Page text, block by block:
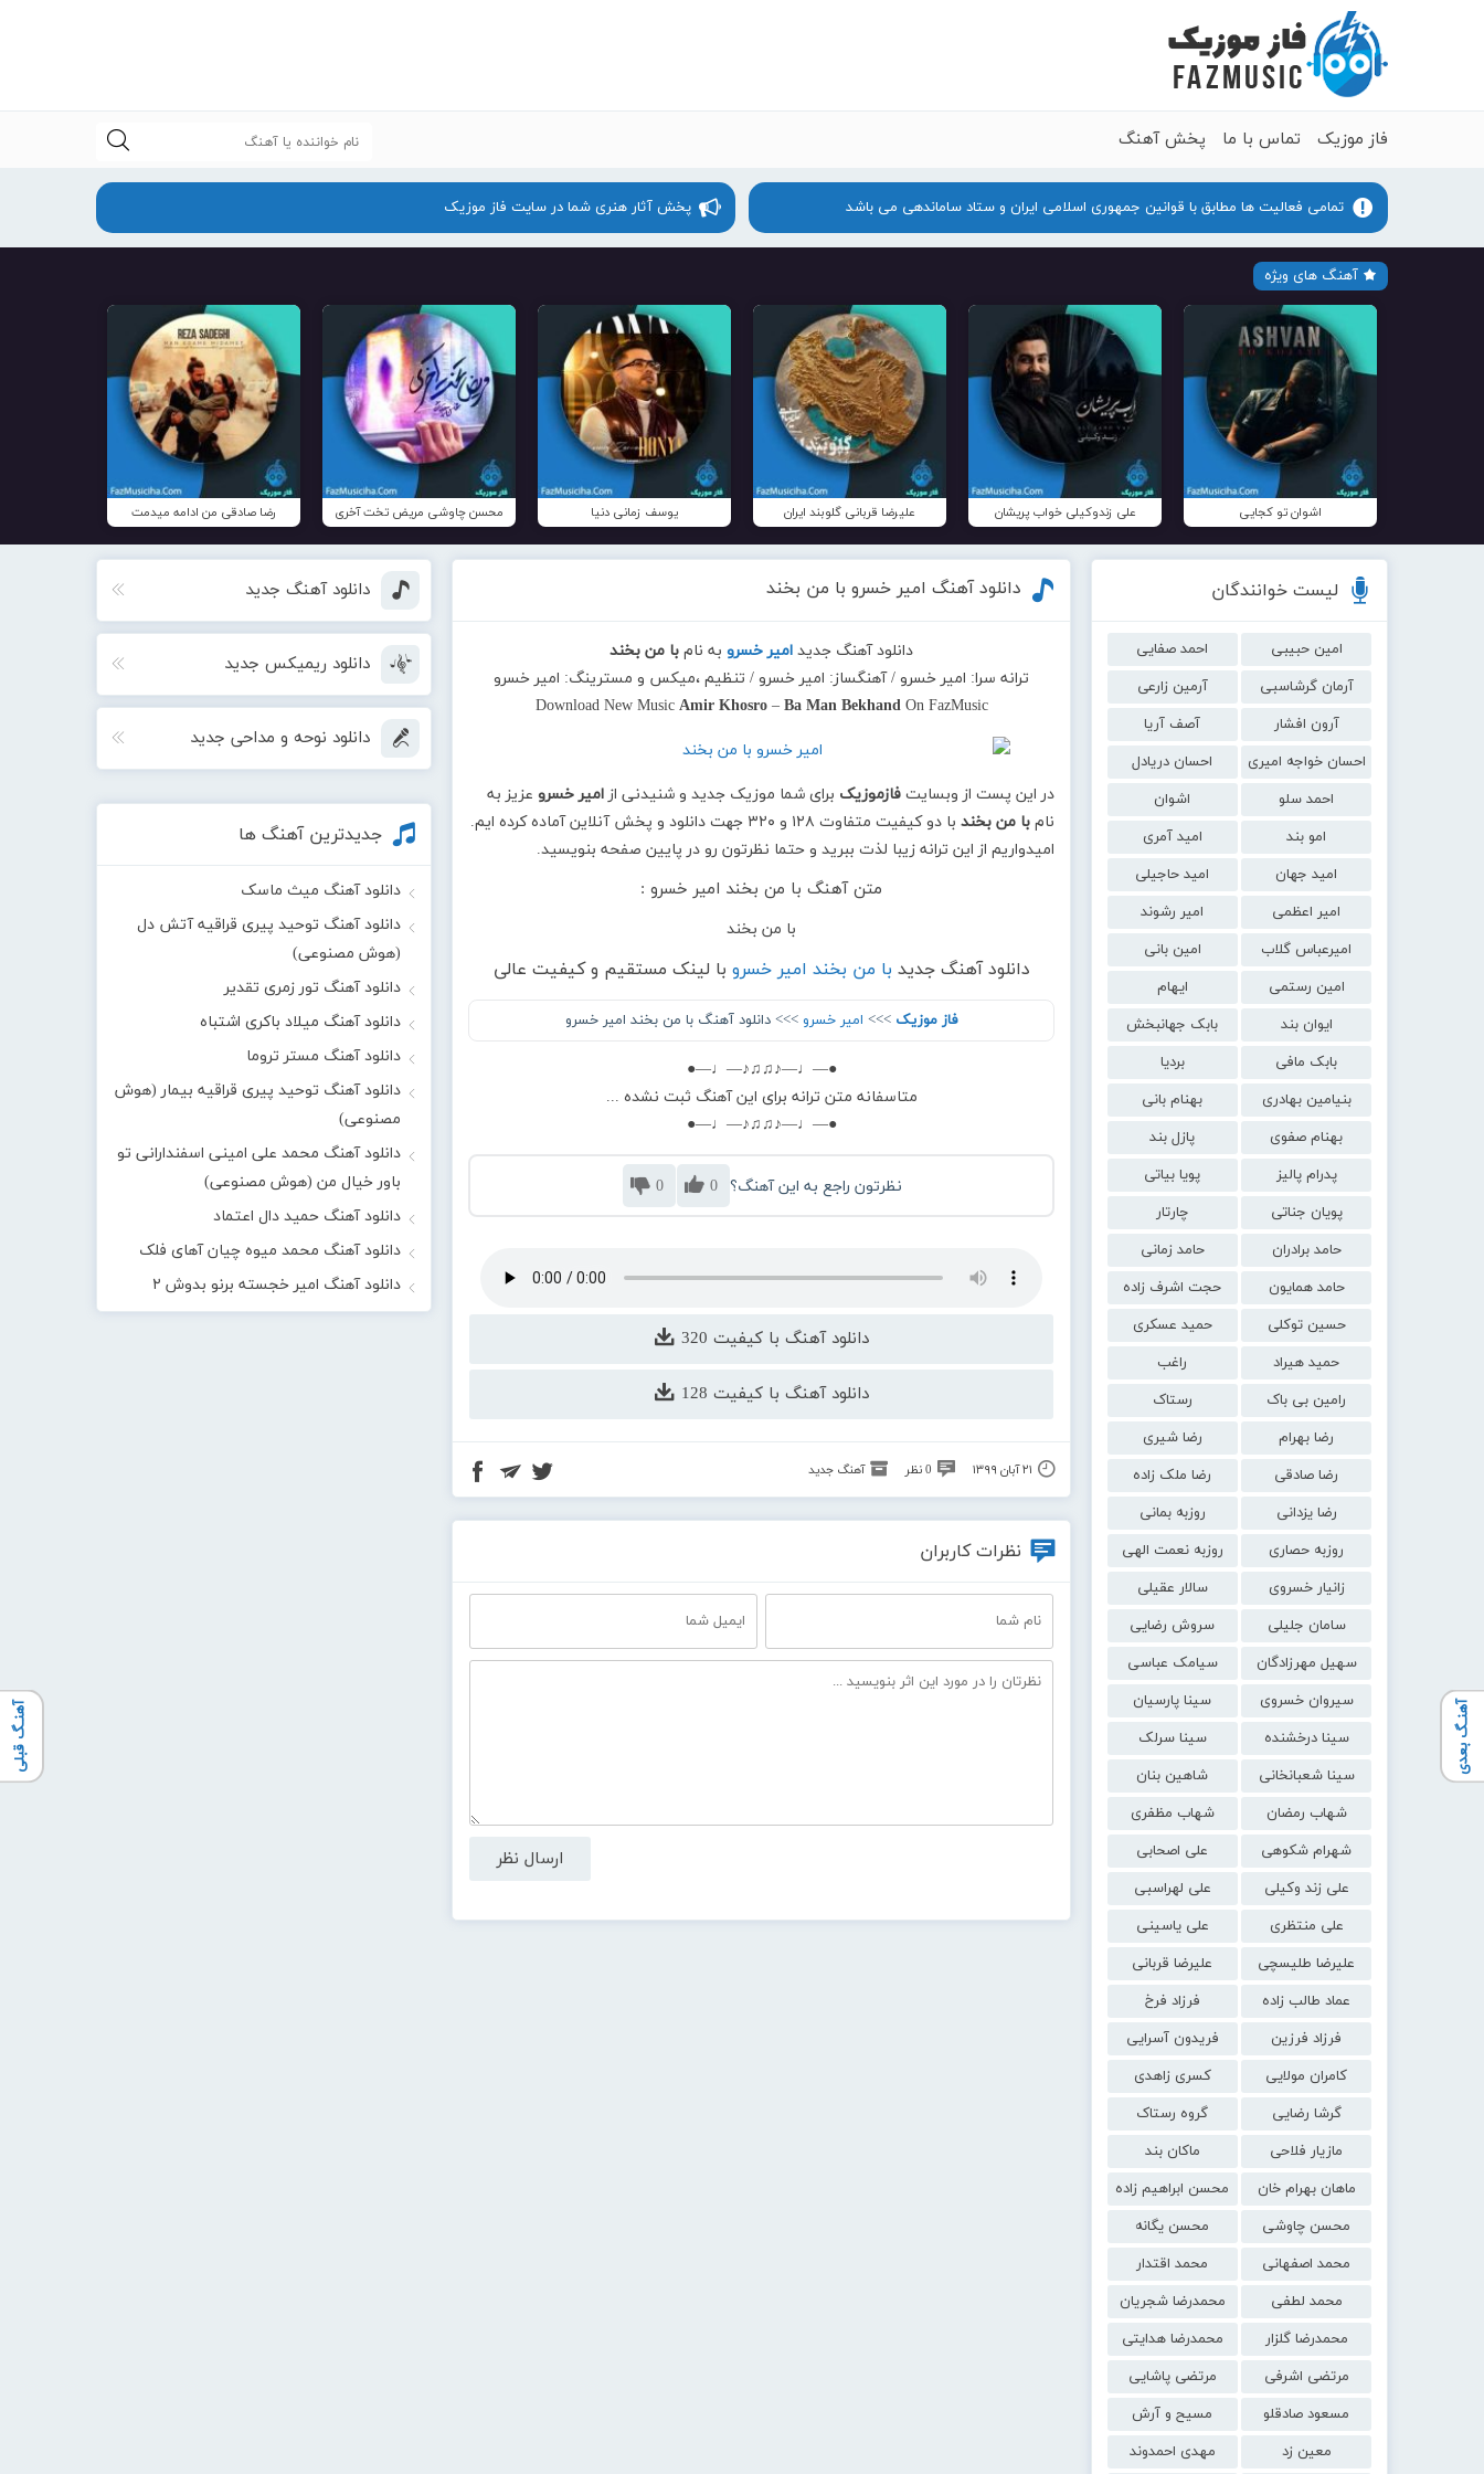
فاز موزیک تماس با ما پخش آهنگ
تمامی فعالیت ها مطابق با قوانین جمهوری اسلامی ایران و ستاد ساماندهی می باشد پخش آثار هنری شما در سایت فاز موزیک
آهنگ های ویژه
اشوان تو کجایی علی زندوکیلی خواب پریشان علیرضا قربانی گلوبند ایران یوسف زمانی دنیا محسن چاوشی مریض تخت آخری رضا صادقی من ادامه میدمت
لیست خوانندگان
امین حبیبی
احمد صفایی
آرمان گرشاسبی
آرمین زارعی
آرون افشار
آصف آریا
احسان خواجه امیری
احسان دریادل
احمد سلو
اشوان
امو بند
امید آمری
امید جهان
امید حاجیلی
امیر اعظمی
امیر رشوند
امیرعباس گلاب
امین بانی
امین رستمی
ایهام
ایوان بند
بابک جهانبخش
بابک مافی
بردیا
بنیامین بهادری
بهنام بانی
بهنام صفوی
پازل بند
پدرام پالیز
پویا بیاتی
پویان جناتی
چارتار
حامد برادران
حامد زمانی
حامد همایون
حجت اشرف زاده
حسین توکلی
حمید عسکری
حمید هیراد
راغب
رامین بی باک
رستاک
رضا بهرام
رضا شیری
رضا صادقی
رضا ملک زاده
رضا یزدانی
روزبه بمانی
روزبه حصاری
روزبه نعمت الهی
زانیار خسروی
سالار عقیلی
سامان جلیلی
سروش رضایی
سهیل مهرزادگان
سیامک عباسی
سیروان خسروی
سینا پارسیان
سینا درخشنده
سینا سرلک
سینا شعبانخانی
شاهین بنان
شهاب رمضان
شهاب مظفری
شهرام شکوهی
علی اصحابی
علی زند وکیلی
علی لهراسبی
علی منتظری
علی یاسینی
علیرضا طلیسچی
علیرضا قربانی
عماد طالب زاده
فرزاد فرخ
فرزاد فرزین
فریدون آسرایی
کامران مولایی
کسری زاهدی
گرشا رضایی
گروه رستاک
مازیار فلاحی
ماکان بند
ماهان بهرام خان
محسن ابراهیم زاده
محسن چاوشی
محسن یگانه
محمد اصفهانی
محمد اقتدار
محمد لطفی
محمدرضا شجریان
محمدرضا گلزار
محمدرضا هدایتی
مرتضی اشرفی
مرتضی پاشایی
مسعود صادقلو
مسیح و آرش
معین زد
مهدی احمدوند
دانلود آهنگ امیر خسرو با من بخند
دانلود آهنگ جدید امیر خسروبه نام با من بخند
ترانه سرا: امیر خسرو / آهنگساز: امیر خسرو / تنظیم ،میکس و مسترینگ: امیر خسرو
Download New Music Amir Khosro– Ba Man BekhandOn FazMusic
در این پست از وبسایت فازموزیک برای شما موزیک جدید و شنیدنی از امیر خسروعزیز به
نام با من بخند
با دو کیفیت متفاوت ۱۲۸ و ۳۲۰ جهت دانلود و پخش آنلاین آماده کرده ایم.
امیدواریم از این ترانه زیبا لذت ببرید و حتما نظرتون رو در پایین صفحه بنویسید.
متن آهنگ با من بخند امیر خسرو :
با من بخند
دانلود آهنگ جدید با من بخند امیر خسرو با لینک مستقیم و کیفیت عالی
فاز موزیک >>> امیر خسرو >>> دانلود آهنگ با من بخند امیر خسرو
●—♩—♪♫♫♪—♩—●
متاسفانه متن ترانه برای این آهنگ ثبت نشده ...
●—♩—♪♫♫♪—♩—●
نظرتون راجع به این آهنگ؟ 0
0
دانلود آهنگ با کیفیت 320
دانلود آهنگ با کیفیت 128
۲۱ آبان ۱۳۹۹ 0 نظر آهنگ جدید
آهنـگ بعدی آهنـگ قبلی
نظرات کاربران
دانلود آهنگ جدید
دانلود ریمیکس جدید
دانلود نوحه و مداحی جدید
جدیدترین آهنگ ها
دانلود آهنگ میث ماسک
دانلود آهنگ توحید پیری قراقیه آتش دل
(هوش مصنوعی)
دانلود آهنگ تور زمری تقدیر
دانلود آهنگ میلاد باکری اشتباه
دانلود آهنگ مستر تروما
دانلود آهنگ توحید پیری قراقیه بیمار (هوش
مصنوعی)
دانلود آهنگ محمد علی امینی اسفندارانی تو
باور خیال من (هوش مصنوعی)
دانلود آهنگ حمید دال اعتماد
دانلود آهنگ محمد میوه چیان آهای فلک
دانلود آهنگ امیر خجسته برنو بدوش ۲